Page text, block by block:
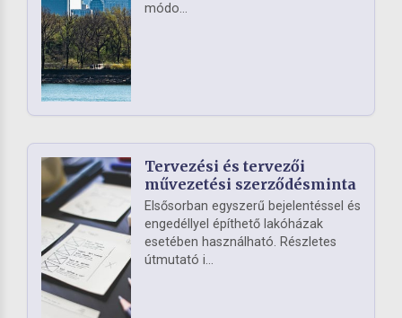
módo...
Tervezési és tervezői
művezetési szerződésminta
Elsősorban egyszerű bejelentéssel és
engedéllyel építhető lakóházak
esetében használható. Részletes
útmutató i...